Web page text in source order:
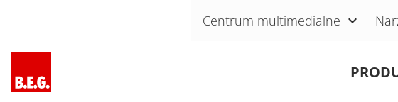
Pomiń nawigacje
Centrum multimedialne